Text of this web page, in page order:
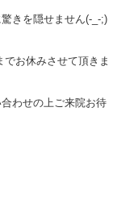
きを隠せません(-_-;)
お休みさせて頂きま
わせの上ご来院お待